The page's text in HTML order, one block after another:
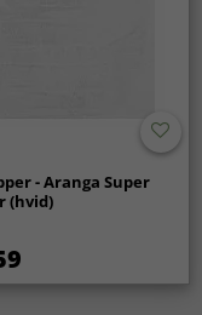
- Aranga Super
(hvid)